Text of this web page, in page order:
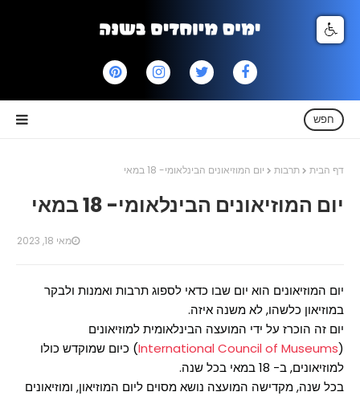
חפש
דף הבית תרבות יום המוזיאונים הבינלאומי- 18 במאי
יום המוזיאונים הבינלאומי- 18 במאי
מאי 18, 2023
יום המוזיאונים הוא יום שבו כדאי לספוג תרבות ואמנות ולבקר
במוזיאון כלשהו, לא משנה איזה.
יום זה הוכרז על ידי המועצה הבינלאומית למוזיאונים
(
International Council of Museums) כיום שמוקדש כולו
למוזיאונים, ב- 18 במאי בכל שנה.
בכל שנה, מקדישה המועצה נושא מסוים ליום המוזיאון, ומוזיאונים